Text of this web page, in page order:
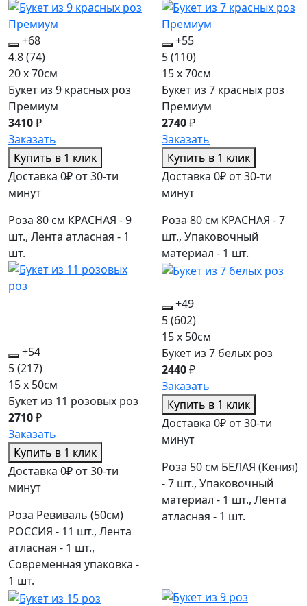
+68
4.8(74)
20 x 70см
Букет из 9 красных роз
Премиум
3410₽
Заказать
Купить в 1 клик
Доставка 0₽ от 30-ти
минут
Роза 80 см КРАСНАЯ - 9
шт., Лента атласная - 1
шт.
+55
5(110)
15 x 70см
Букет из 7 красных роз
Премиум
2740₽
Заказать
Купить в 1 клик
Доставка 0₽ от 30-ти
минут
Роза 80 см КРАСНАЯ - 7
шт., Упаковочный
материал - 1 шт.
+54
5(217)
15 x 50см
Букет из 11 розовых роз
2710₽
Заказать
Купить в 1 клик
Доставка 0₽ от 30-ти
минут
Роза Ревиваль (50см)
РОССИЯ - 11 шт., Лента
атласная - 1 шт.,
Современная упаковка -
1 шт.
+49
5(602)
15 x 50см
Букет из 7 белых роз
2440₽
Заказать
Купить в 1 клик
Доставка 0₽ от 30-ти
минут
Роза 50 см БЕЛАЯ (Кения)
- 7 шт., Упаковочный
материал - 1 шт., Лента
атласная - 1 шт.